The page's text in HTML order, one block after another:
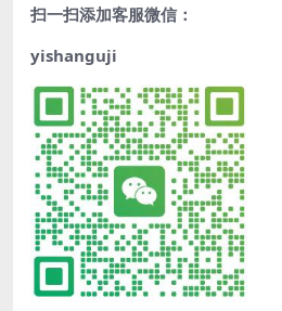
扫一扫添加客服微信：
yishanguji